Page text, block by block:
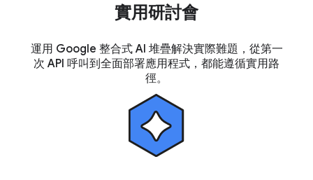
實用研討會
運用 Google 整合式 AI 堆疊解決實際難題，從第一
次 API 呼叫到全面部署應用程式，都能遵循實用路
徑。